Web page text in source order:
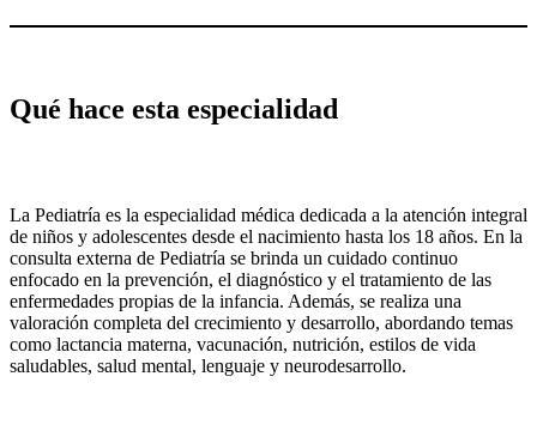
Qué hace esta especialidad
La Pediatría es la especialidad médica dedicada a la atención integral
de niños y adolescentes desde el nacimiento hasta los 18 años. En la
consulta externa de Pediatría se brinda un cuidado continuo
enfocado en la prevención, el diagnóstico y el tratamiento de las
enfermedades propias de la infancia. Además, se realiza una
valoración completa del crecimiento y desarrollo, abordando temas
como lactancia materna, vacunación, nutrición, estilos de vida
saludables, salud mental, lenguaje y neurodesarrollo.